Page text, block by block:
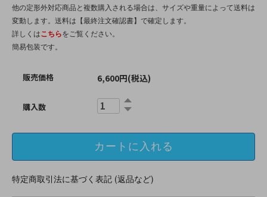
他の定形外対応商品と複数購入される場合は、サイズや重量によって送料は
変動します。送料は【最終注文確認書】で確定します。
詳しくはこちらをご覧ください。
簡易包装です。
販売価格 6,600円(税込)
購入数
特定商取引法に基づく表記 (返品など)